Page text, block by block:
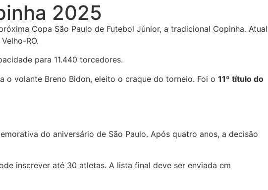
2025
Copa São Paulo de Futebol Júnior, a tradicional Copinha. Atual
RO.
para 11.440 torcedores.
volante Breno Bidon, eleito o craque do torneio. Foi o 11º título do
do aniversário de São Paulo. Após quatro anos, a decisão
inscrever até 30 atletas. A lista final deve ser enviada em